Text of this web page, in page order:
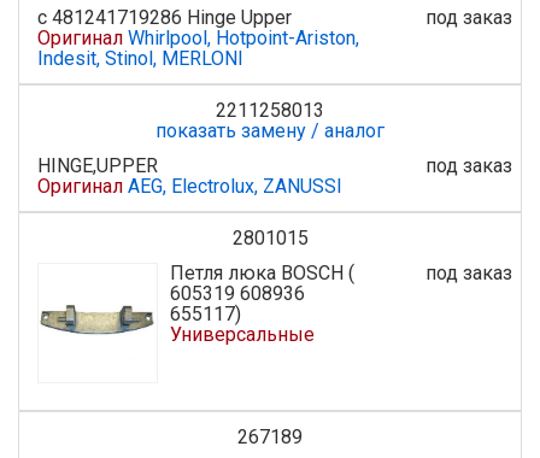
с 481241719286 Hinge Upper
Оригинал Whirlpool, Hotpoint-Ariston,
Indesit, Stinol, MERLONI
под заказ
2211258013
показать замену / аналог
HINGE,UPPER
Оригинал AEG, Electrolux, ZANUSSI
под заказ
2801015
Петля люка BOSCH (
605319 608936
655117)
Универсальные
под заказ
267189